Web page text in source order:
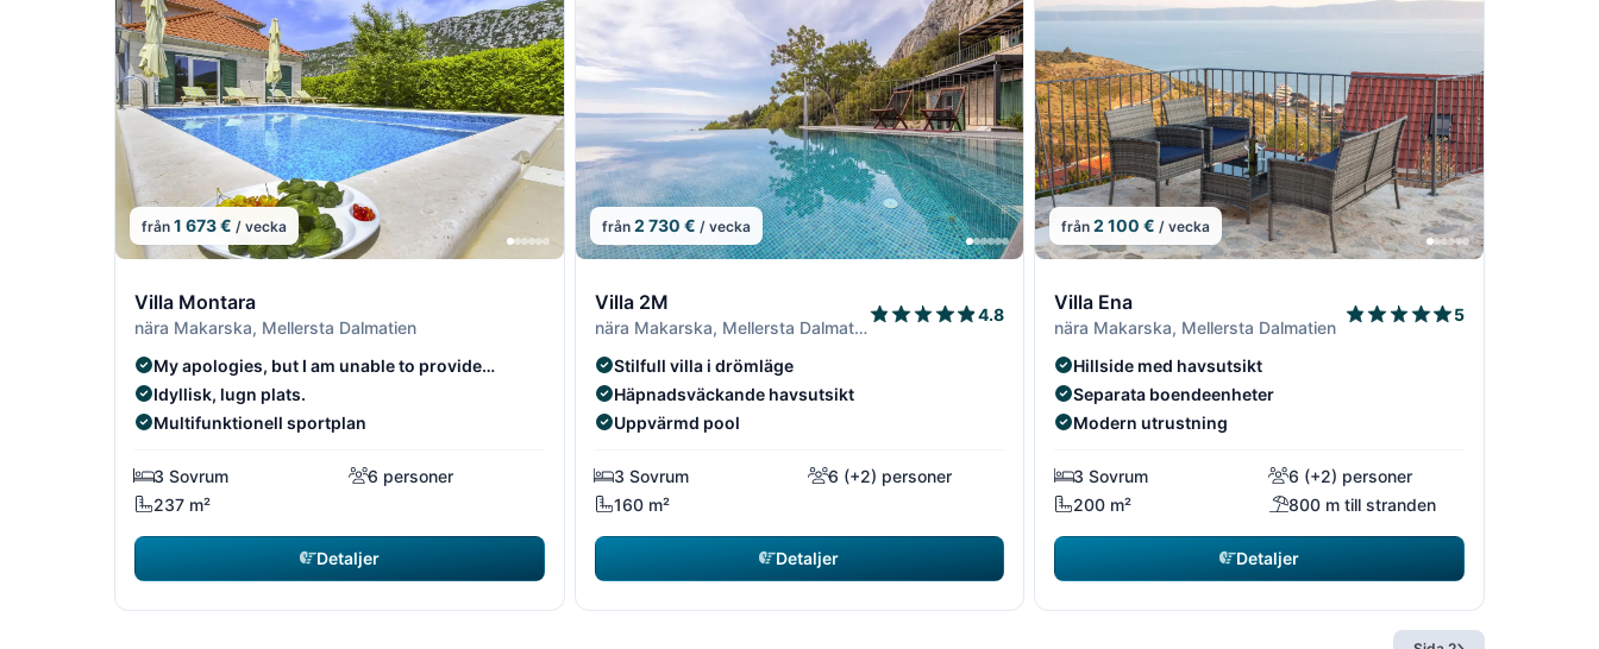
från 1 673 € / vecka
Villa Montara
nära Makarska, Mellersta Dalmatien
My apologies, but I am unable to provide
translations at the moment.
Idyllisk, lugn plats.
Multifunktionell sportplan
3 Sovrum
6 personer
237 m²
Detaljer
från 2 730 € / vecka
Villa 2M
nära Makarska, Mellersta Dalmatien
4.8
Stilfull villa i drömläge
Häpnadsväckande havsutsikt
Uppvärmd pool
3 Sovrum
6 (+2) personer
160 m²
Detaljer
från2 100 € / vecka
Villa Ena
nära Makarska, Mellersta Dalmatien
5
Hillside med havsutsikt
Separata boendeenheter
Modern utrustning
3 Sovrum
6 (+2) personer
200 m²
800 m till stranden
Detaljer